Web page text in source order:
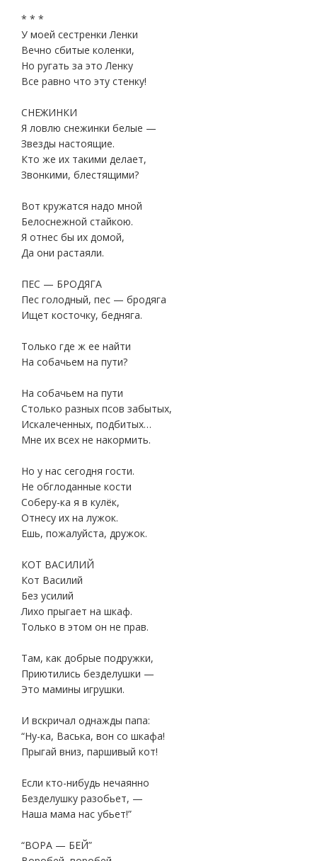
* * *
У моей сестренки Ленки
Вечно сбитые коленки,
Но ругать за это Ленку
Все равно что эту стенку!
СНЕЖИНКИ
Я ловлю снежинки белые —
Звезды настоящие.
Кто же их такими делает,
Звонкими, блестящими?
Вот кружатся надо мной
Белоснежной стайкою.
Я отнес бы их домой,
Да они растаяли.
ПЕС — БРОДЯГА
Пес голодный, пес — бродяга
Ищет косточку, бедняга.
Только где ж ее найти
На собачьем на пути?
На собачьем на пути
Столько разных псов забытых,
Искалеченных, подбитых…
Мне их всех не накормить.
Но у нас сегодня гости.
Не обглоданные кости
Соберу-ка я в кулёк,
Отнесу их на лужок.
Ешь, пожалуйста, дружок.
КОТ ВАСИЛИЙ
Кот Василий
Без усилий
Лихо прыгает на шкаф.
Только в этом он не прав.
Там, как добрые подружки,
Приютились безделушки —
Это мамины игрушки.
И вскричал однажды папа:
“Ну-ка, Васька, вон со шкафа!
Прыгай вниз, паршивый кот!
Если кто-нибудь нечаянно
Безделушку разобьет, —
Наша мама нас убьет!”
“ВОРА — БЕЙ”